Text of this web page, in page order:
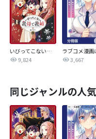
いびってこない義母と義姉
9,824
3,667
同じジャンルの人